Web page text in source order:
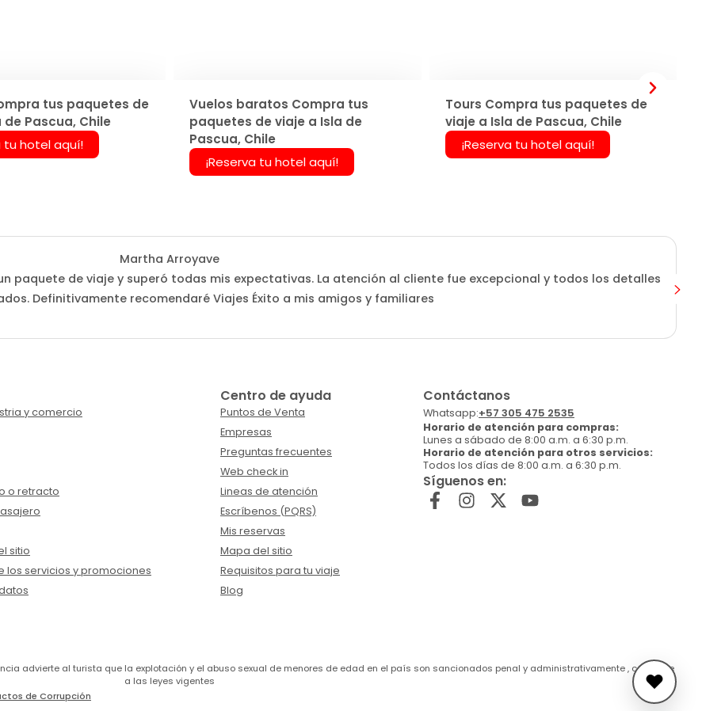
tus paquetes de
de Pascua, Chile
tu hotel aquí!
Vuelos baratos Compra tus
paquetes de viaje a Isla de
Pascua, Chile
¡Reserva tu hotel aquí!
Tours Compra tus paquetes de
viaje a Isla de Pascua, Chile
¡Reserva tu hotel aquí!
Martha Arroyave
paquete de viaje y superó todas mis expectativas. La atención al cliente fue excepcional y todos los detalles
Definitivamente recomendaré Viajes Éxito a mis amigos y familiares
y comercio
o retracto
sitio
los servicios y promociones
Centro de ayuda
Puntos de Venta
Empresas
Preguntas frecuentes
Web check in
Lineas de atención
Escríbenos (PQRS)
Mis reservas
Mapa del sitio
Requisitos para tu viaje
Blog
Contáctanos
Whatsapp:+57 305 475 2535
Horario de atención para compras:
Lunes a sábado de 8:00 a.m. a 6:30 p.m.
Horario de atención para otros servicios:
Todos los días de 8:00 a.m. a 6:30 p.m.
Síguenos en:
advierte al turista que la explotación y el abuso sexual de menores de edad en el país son sancionados penal y administrativamente , conforme
a las leyes vigentes
de Corrupción